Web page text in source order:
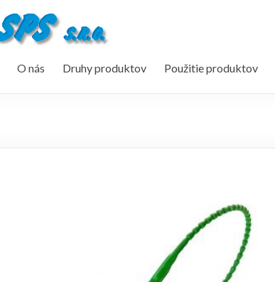
O nás Druhy produktov Použitie produktov